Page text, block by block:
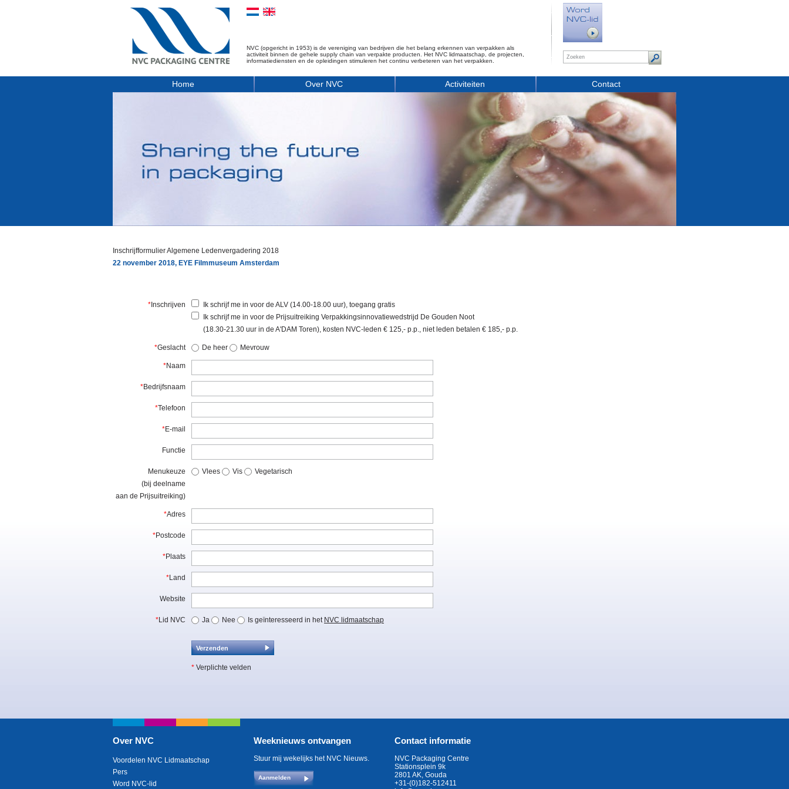
NVC (opgericht in 1953) is de vereniging van bedrijven die het belang erkennen van verpakken als
activiteit binnen de gehele supply chain van verpakte producten. Het NVC lidmaatschap, de projecten,
informatiediensten en de opleidingen stimuleren het continu verbeteren van het verpakken.
Home Over NVC Activiteiten Contact
Inschrijfformulier Algemene Ledenvergadering 2018
22 november 2018, EYE Filmmuseum Amsterdam
* Inschrijven
Ik schrijf me in voor de ALV (14.00-18.00 uur), toegang gratis
Ik schrijf me in voor de Prijsuitreiking Verpakkingsinnovatiewedstrijd De Gouden Noot
(18.30-21.30 uur in de A'DAM Toren), kosten NVC-leden € 125,- p.p., niet leden betalen € 185,- p.p.
*Geslacht De heer Mevrouw
*Naam
*Bedrijfsnaam
*Telefoon
*E-mail
Functie
Menukeuze
(bij deelname
aan de Prijsuitreiking)
Vlees Vis Vegetarisch
*Adres
*Postcode
*Plaats
*Land
Website
*Lid NVC Ja Nee Is geïnteresseerd in het NVC lidmaatschap
* Verplichte velden
Over NVC
Voordelen NVC Lidmaatschap
Pers
Word NVC-lid
Weeknieuws ontvangen
Stuur mij wekelijks het NVC Nieuws.
Aanmelden
Contact informatie
NVC Packaging Centre
Stationsplein 9k
2801 AK, Gouda
+31-(0)182-512411